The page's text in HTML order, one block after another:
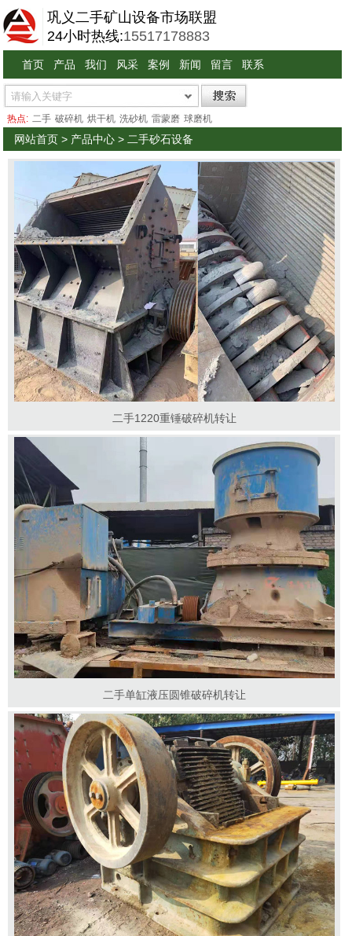
巩义二手矿山设备市场联盟
24小时热线:15517178883
首页 产品 我们 风采 案例 新闻 留言 联系
热点: 二手 破碎机 烘干机 洗砂机 雷蒙磨 球磨机
网站首页 > 产品中心 > 二手砂石设备
二手1220重锤破碎机转让
二手单缸液压圆锥破碎机转让